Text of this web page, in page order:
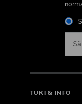
TUKI & INFO